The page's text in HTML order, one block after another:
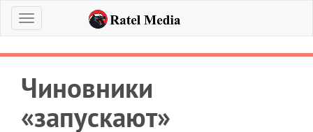
Меню
Чиновники
«запускают»